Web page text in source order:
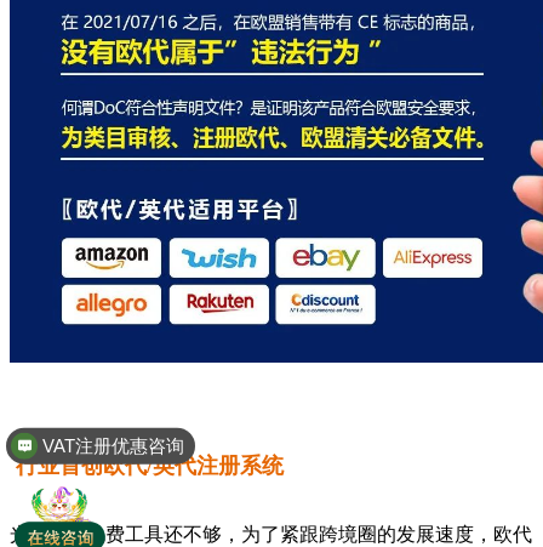
行业首创欧代/英代注册系统
光有DoC免费工具还不够，为了紧跟跨境圈的发展速度，欧代
VAT注册优惠咨询
全球商标专利注册